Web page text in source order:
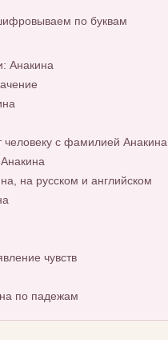
по буквам
Анакина
человеку с фамилией Анакина
на русском и английском
чувств
по падежам